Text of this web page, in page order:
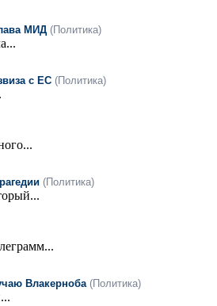
МИД (Политика)
с ЕС (Политика)
(Политика)
Влакерноба (Политика)